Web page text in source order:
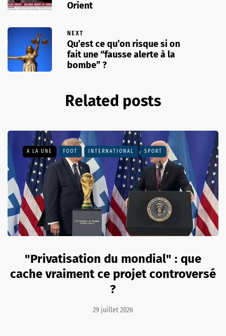
Orient
NEXT
Qu’est ce qu’on risque si on
fait une “fausse alerte à la
bombe” ?
Related posts
A LA UNE FOOT INTERNATIONAL SPORT
"Privatisation du mondial" : que
cache vraiment ce projet controversé
?
29 juillet 2026